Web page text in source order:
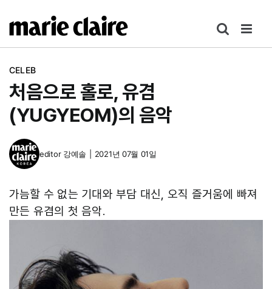
텐
건CELEB
처음으로 홀로, 유겸
(YUGYEOM)의 음악
editor 강예솔 2021년 07월 01일
가늠할 수 없는 기대와 부담 대신, 오직 즐거움에 빠져
만든 유겸의 첫 음악.